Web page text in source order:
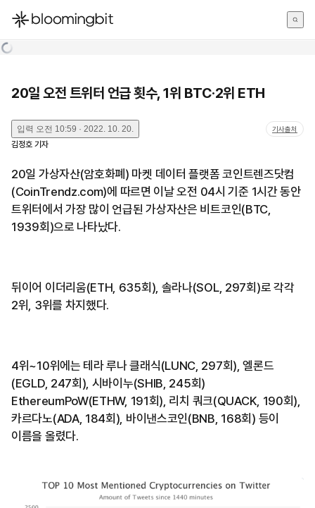
한국어
20일 오전 트위터 언급 횟수, 1위 BTC·2위 ETH
입력 오전 10:59 · 2022. 10. 20. 기사출처
김정호 기자
20일 가상자산(암호화폐) 마켓 데이터 플랫폼 코인트렌즈닷컴
(CoinTrendz.com)에 따르면 이날 오전 04시 기준 1시간 동안
트위터에서 가장 많이 언급된 가상자산은 비트코인(BTC,
1939회)으로 나타났다.
뒤이어 이더리움(ETH, 635회), 솔라나(SOL, 297회)로 각각
2위, 3위를 차지했다.
4위~10위에는 테라 루나 클래식(LUNC, 297회), 엘론드
(EGLD, 247회), 시바이누(SHIB, 245회)
EthereumPoW(ETHW, 191회), 리치 쿼크(QUACK, 190회),
카르다노(ADA, 184회), 바이낸스코인(BNB, 168회) 등이
이름을 올렸다.